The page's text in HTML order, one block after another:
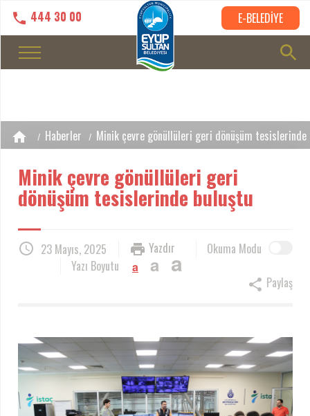
444 30 00 E-BELEDİYE
Haberler Minik çevre gönüllüleri geri dönüşüm tesislerinde
Minik çevre gönüllüleri geri
dönüşüm tesislerinde buluştu
23 Mayıs, 2025 Okuma Modu
Yazdır
Yazı Boyutu
a a a
Paylaş